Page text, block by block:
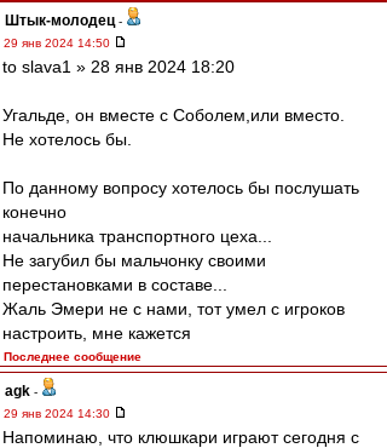
Штык-молодец -
29 янв 2024 14:50
to slava1 » 28 янв 2024 18:20
Угальде, он вместе с Соболем,или вместо.
Не хотелось бы.
По данному вопросу хотелось бы послушать
конечно
начальника транспортного цеха...
Не загубил бы мальчонку своими
перестановками в составе...
Жаль Эмери не с нами, тот умел с игроков
настроить, мне кажется
Последнее сообщение
agk -
29 янв 2024 14:30
Напоминаю, что клюшкари играют сегодня с